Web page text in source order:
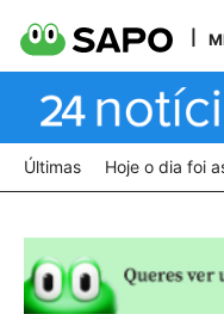
Últimas Hoje o dia foi